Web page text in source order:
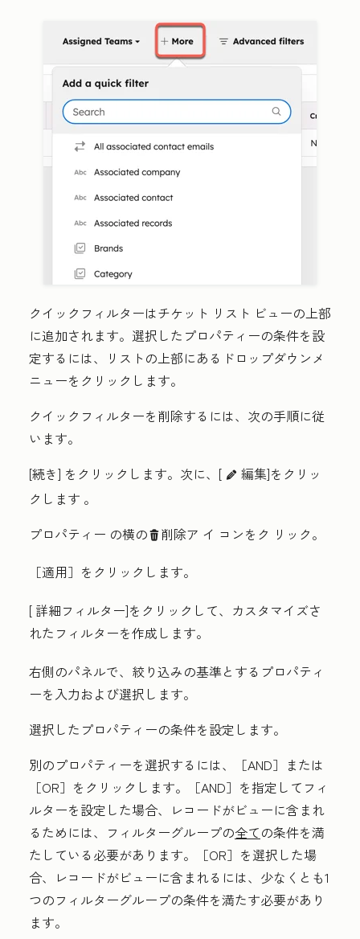
クイックフィルターはチケット リスト ビューの上部
に追加されます。選択したプロパティーの条件を設
定するには、リストの上部にある ドロップダウンメ
ニューをクリックします。
クイックフィルターを削除するには、次の手順に従
います。
[続き] をクリックします。次に、[ edit 編集]をクリッ
クします 。
プロパティー の横のdelete削除ア イ コンをク リック。
［適用］ をクリックします。
[ 詳細フィルター]をクリックして、カスタマイズさ
れたフィルターを作成します。
右側のパネルで、絞り込みの基準とする プロパティ
ーを入力および選択します。
選択したプロパティーの条件を設定します。
別のプロパティーを選択するには、［AND］ または
［OR］ をクリックします。［AND］ を指定してフィ
ルターを設定した場合、レコードがビューに含まれ
るためには、フィルターグループの全ての条件を満
たしている必要があります。［OR］ を選択した場
合、レコードがビューに含まれるには、少なくとも1
つのフィルターグループの条件を満たす必要があり
ます。